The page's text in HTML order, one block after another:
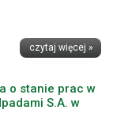
czytaj więcej »
o stanie prac w
S.A. w